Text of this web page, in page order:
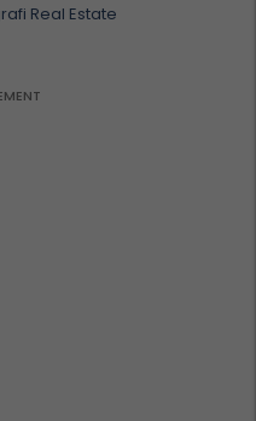
Real Estate